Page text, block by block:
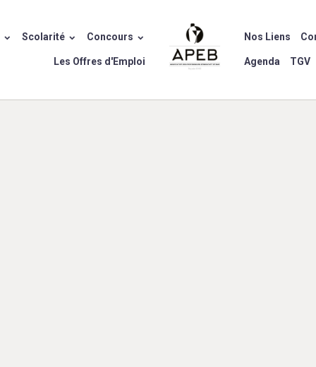
Scolarité Concours
Les Offres d'Emploi
Nos Liens
Agenda TGV